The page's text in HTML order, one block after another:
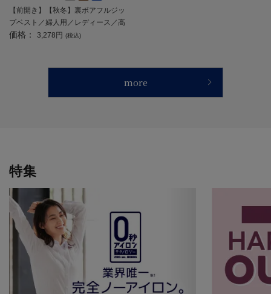
【前開き】【秋冬】裏ボアフルジッ
プベスト／婦人用／レディース／高
齢者／シニア／アウター／あったか
価格： 3,278円 (税込)
more
特集